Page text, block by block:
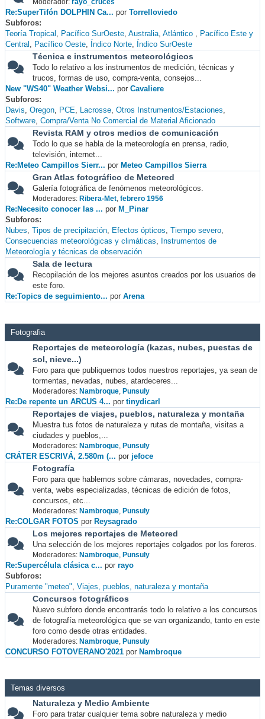
Moderador: rayo_cruces
Re:SuperTifón DOLPHIN Ca... por Torrelloviedo
Subforos
Teoría Tropical
Pacífico SurOeste Australia Atlántico
Pacífico Este y
Central
Pacífico Oeste Índico Norte Índico SurOeste
Técnica e instrumentos meteorológicos
Todo lo relativo a los instrumentos de medición, técnicas y
trucos, formas de uso, compra-venta, consejos...
New "WS40" Weather Websi... por Cavaliere
Subforos
Davis Oregon PCE Lacrosse Otros Instrumentos/Estaciones
Software Compra/Venta No Comercial de Material Aficionado
Revista RAM y otros medios de comunicación
Todo lo que se habla de la meteorología en prensa, radio,
televisión, internet...
Re:Meteo Campillos Sierr... por Meteo Campillos Sierra
Gran Atlas fotográfico de Meteored
Galería fotográfica de fenómenos meteorológicos.
Moderadores: Ribera-Met, febrero 1956
Re:Necesito conocer las ... por M_Pinar
Subforos
Nubes Tipos de precipitación Efectos ópticos Tiempo severo
Consecuencias meteorológicas y climáticas
Instrumentos de
Meteorología y técnicas de observación
Sala de lectura
Recopilación de los mejores asuntos creados por los usuarios de
este foro.
Re:Topics de seguimiento... por Arena
Fotografia
Reportajes de meteorología (kazas, nubes, puestas de
sol, nieve...)
Foro para que publiquemos todos nuestros reportajes, ya sean de
tormentas, nevadas, nubes, atardeceres...
Moderadores: Nambroque, Punsuly
Re:De repente un ARCUS 4... por tinydicarl
Reportajes de viajes, pueblos, naturaleza y montaña
Muestra tus fotos de naturaleza y rutas de montaña, visitas a
ciudades y pueblos,...
Moderadores: Nambroque, Punsuly
CRÁTER ESCRIVÁ, 2.580m (... por jefoce
Fotografía
Foro para que hablemos sobre cámaras, novedades, compra-
venta, webs especializadas, técnicas de edición de fotos,
concursos, etc...
Moderadores: Nambroque, Punsuly
Re:COLGAR FOTOS por Reysagrado
Los mejores reportajes de Meteored
Una selección de los mejores reportajes colgados por los foreros.
Moderadores: Nambroque, Punsuly
Re:Supercélula clásica c... por rayo
Subforos
Puramente "meteo" Viajes, pueblos, naturaleza y montaña
Concursos fotográficos
Nuevo subforo donde encontrarás todo lo relativo a los concursos
de fotografía meteorológica que se van organizando, tanto en este
foro como desde otras entidades.
Moderadores: Nambroque, Punsuly
CONCURSO FOTOVERANO'2021 por Nambroque
Temas diversos
Naturaleza y Medio Ambiente
Foro para tratar cualquier tema sobre naturaleza y medio